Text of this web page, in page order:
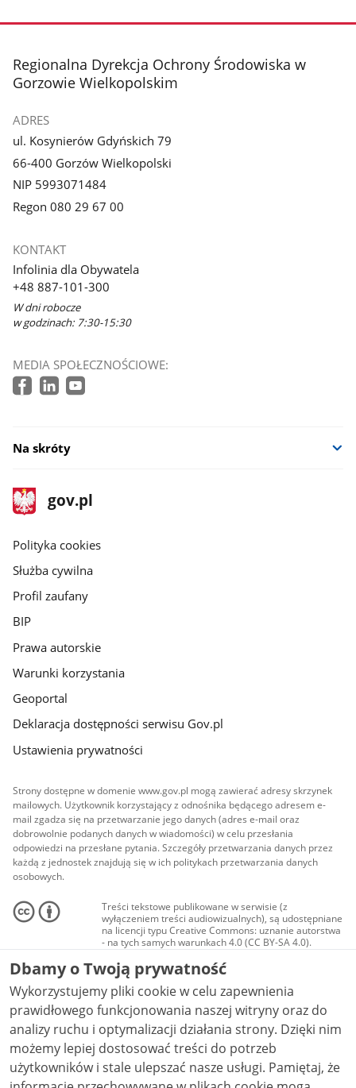
stopka
Regionalna Dyrekcja Ochrony Środowiska w
Gorzowie Wielkopolskim
ADRES
ul. Kosynierów Gdyńskich 79
66-400 Gorzów Wielkopolski
NIP 5993071484
Regon 080 29 67 00
KONTAKT
Infolinia dla Obywatela
+48 887-101-300
W dni robocze
w godzinach: 7:30-15:30
MEDIA SPOŁECZNOŚCIOWE:
Na skróty
stopka
gov.pl
Strona
gov.pl
gov.pl
Polityka cookies
Służba cywilna
Profil zaufany
BIP
Prawa autorskie
Warunki korzystania
Geoportal
Deklaracja dostępności serwisu Gov.pl
Ustawienia prywatności
Strony dostępne w domenie www.gov.pl mogą zawierać adresy skrzynek
mailowych. Użytkownik korzystający z odnośnika będącego adresem e-
mail zgadza się na przetwarzanie jego danych (adres e-mail oraz
dobrowolnie podanych danych w wiadomości) w celu przesłania
odpowiedzi na przesłane pytania. Szczegóły przetwarzania danych przez
każdą z jednostek znajdują się w ich politykach przetwarzania danych
osobowych.
Treści tekstowe publikowane w serwisie (z
wyłączeniem treści audiowizualnych), są udostępniane
na licencji typu Creative Commons: uznanie autorstwa
- na tych samych warunkach 4.0 (CC BY-SA 4.0).
Materiały audiowizualne, w tym zdjęcia, materiały
audio i wideo, są udostępniane na licencji typu
Creative Commons: uznanie autorstwa użycie
niekomercyjne - bez utworów zależnych 4.0 (CC BY-
NC-ND 4.0), o ile nie jest to stwierdzone inaczej.
Dbamy o Twoją prywatność
Wykorzystujemy pliki cookie w celu zapewnienia
prawidłowego funkcjonowania naszej witryny oraz do
analizy ruchu i optymalizacji działania strony. Dzięki nim
możemy lepiej dostosować treści do potrzeb
użytkowników i stale ulepszać nasze usługi. Pamiętaj, że